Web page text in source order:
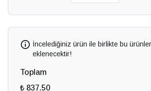
İncelediğiniz ürün ile birlikte bu
eklenecektir!
Toplam
₺ 837.50